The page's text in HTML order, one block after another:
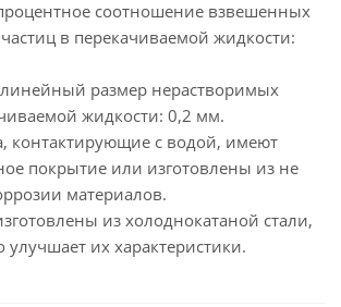
соотношение взвешенных
в перекачиваемой жидкости:
размер нерастворимых
жидкости: 0,2 мм.
контактирующие с водой, имеют
покрытие или изготовлены из не
материалов.
из холоднокатаной стали,
улучшает их характеристики.